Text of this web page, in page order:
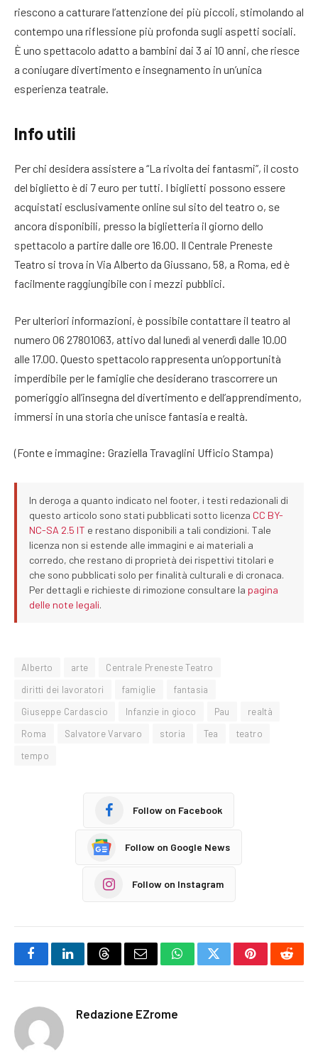
riescono a catturare l’attenzione dei più piccoli, stimolando al
contempo una riflessione più profonda sugli aspetti sociali.
È uno spettacolo adatto a bambini dai 3 ai 10 anni, che riesce
a coniugare divertimento e insegnamento in un’unica
esperienza teatrale.
Info utili
Per chi desidera assistere a “La rivolta dei fantasmi”, il costo
del biglietto è di 7 euro per tutti. I biglietti possono essere
acquistati esclusivamente online sul sito del teatro o, se
ancora disponibili, presso la biglietteria il giorno dello
spettacolo a partire dalle ore 16.00. Il Centrale Preneste
Teatro si trova in Via Alberto da Giussano, 58, a Roma, ed è
facilmente raggiungibile con i mezzi pubblici.
Per ulteriori informazioni, è possibile contattare il teatro al
numero 06 27801063, attivo dal lunedì al venerdì dalle 10.00
alle 17.00. Questo spettacolo rappresenta un’opportunità
imperdibile per le famiglie che desiderano trascorrere un
pomeriggio all’insegna del divertimento e dell’apprendimento,
immersi in una storia che unisce fantasia e realtà.
(Fonte e immagine: Graziella Travaglini Ufficio Stampa)
In deroga a quanto indicato nel footer, i testi redazionali di
questo articolo sono stati pubblicati sotto licenza CC BY-
NC-SA 2.5 IT e restano disponibili a tali condizioni. Tale
licenza non si estende alle immagini e ai materiali a
corredo, che restano di proprietà dei rispettivi titolari e
che sono pubblicati solo per finalità culturali e di cronaca.
Per dettagli e richieste di rimozione consultare la pagina
delle note legali.
Alberto arte
Centrale Preneste Teatro
diritti dei lavoratori
famiglie
fantasia
Giuseppe Cardascio
Infanzie in gioco Pau
realtà
Roma
Salvatore Varvaro storia Tea
teatro
tempo
Follow on Facebook
Follow on Google News
Follow on Instagram
FacebookLinkedInThreadsEmail WhatsAppTwitterPinterest
Redazione EZrome